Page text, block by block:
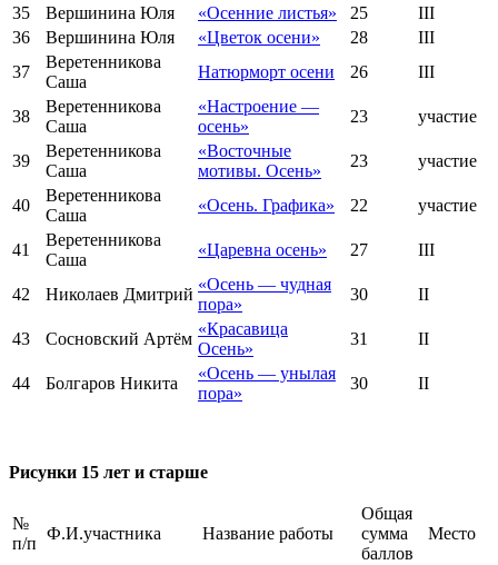
35
Вершинина Юля «Осенние листья» 25
III
36
Вершинина Юля «Цветок осени» 28
III
37
Веретенникова
Саша
Натюрморт осени 26 III
38
Веретенникова
Саша
«Настроение —
осень»
23 участие
39
Веретенникова
Саша
«Восточные
мотивы. Осень»
23 участие
40
Веретенникова
Саша
«Осень. Графика» 22 участие
41
Веретенникова
Саша
«Царевна осень» 27 III
42 Николаев Дмитрий
«Осень — чудная
пора»
30 II
43 Сосновский Артём
«Красавица
Осень»
31 II
44 Болгаров Никита
«Осень — унылая
пора»
30 II
Рисунки 15 лет и старше
№
п/п
Ф.И.участника Название работы
Общая
сумма
баллов
Место